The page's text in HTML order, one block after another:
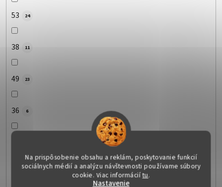
Na prispôsobenie obsahu a reklám, poskytovanie funkcií
sociálnych médií a analýzu návštevnosti používame súbory
cookie. Viac informáciítu.
Nastavenie
53 24
38 11
49 23
36 6